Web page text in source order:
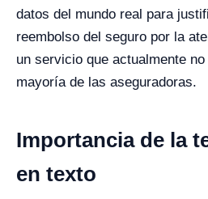
datos del mundo real para
reembolso del seguro por la
un servicio que actualmente
mayoría de las aseguradoras.
Importancia de la
en texto